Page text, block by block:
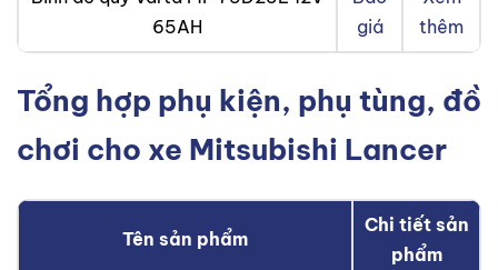
65AH
giá
thêm
Tổng hợp phụ kiện, phụ tùng, đồ
chơi cho xe Mitsubishi Lancer
Tên sản phẩm
Chi tiết sản
phẩm